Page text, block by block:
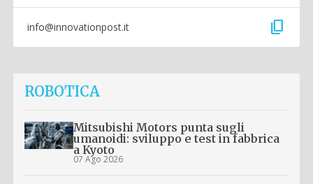
info@innovationpost.it content_copy
ROBOTICA
Mitsubishi Motors punta sugli
umanoidi: sviluppo e test in fabbrica
a Kyoto
07 Ago 2026